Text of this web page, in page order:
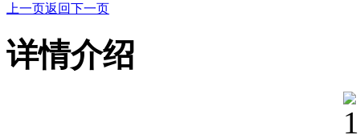
上一页返回下一页
详情介绍